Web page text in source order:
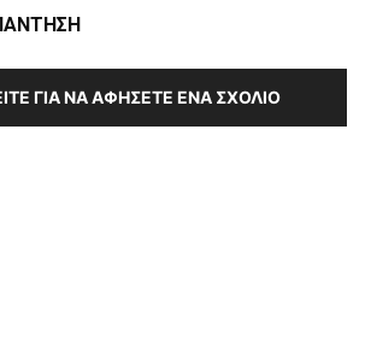
ΓΙΑ ΝΑ ΑΦΉΣΕΤΕ ΈΝΑ ΣΧΌΛΙΟ